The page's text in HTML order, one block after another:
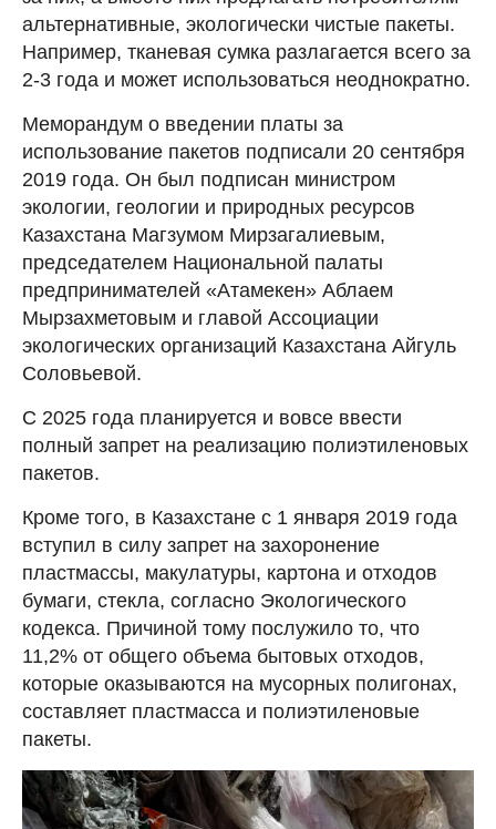
альтернативные, экологически чистые пакеты.
Например, тканевая сумка разлагается всего за
2-3 года и может использоваться неоднократно.
Меморандум о введении платы за
использование пакетов подписали 20 сентября
2019 года. Он был подписан министром
экологии, геологии и природных ресурсов
Казахстана Магзумом Мирзагалиевым,
председателем Национальной палаты
предпринимателей «Атамекен» Аблаем
Мырзахметовым и главой Ассоциации
экологических организаций Казахстана Айгуль
Соловьевой.
С 2025 года планируется и вовсе ввести
полный запрет на реализацию полиэтиленовых
пакетов.
Кроме того, в Казахстане с 1 января 2019 года
вступил в силу запрет на захоронение
пластмассы, макулатуры, картона и отходов
бумаги, стекла, согласно Экологического
кодекса. Причиной тому послужило то, что
11,2% от общего объема бытовых отходов,
которые оказываются на мусорных полигонах,
составляет пластмасса и полиэтиленовые
пакеты.